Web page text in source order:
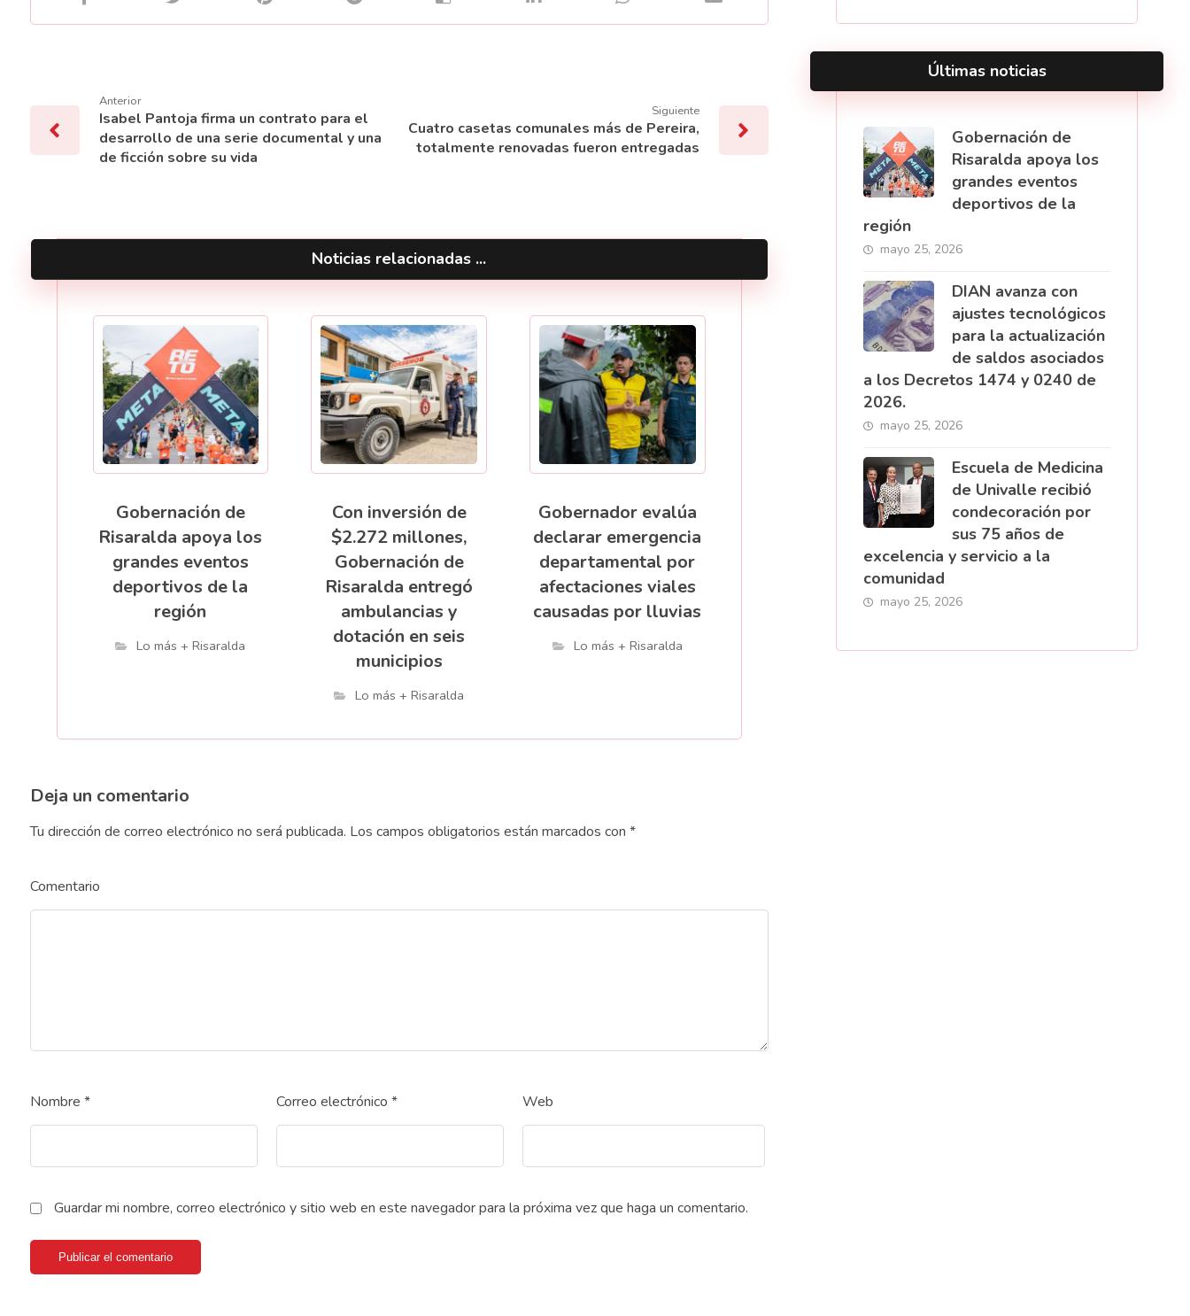
Anterior
Isabel Pantoja firma un contrato para el
desarrollo de una serie documental y una
de ficción sobre su vida
Siguiente
Cuatro casetas comunales más de Pereira,
totalmente renovadas fueron entregadas
Noticias relacionadas ...
Gobernación de
Risaralda apoya los
grandes eventos
deportivos de la
región
Lo más + Risaralda
Con inversión de
$2.272 millones,
Gobernación de
Risaralda entregó
ambulancias y
dotación en seis
municipios
Lo más + Risaralda
Gobernador evalúa
declarar emergencia
departamental por
afectaciones viales
causadas por lluvias
Lo más + Risaralda
Deja un comentario
Tu dirección de correo electrónico no será publicada. Los campos obligatorios están marcados con *
Comentario
Nombre * Correo electrónico * Web
Guardar mi nombre, correo electrónico y sitio web en este navegador para la próxima vez que haga un comentario.
Publicar el comentario
Últimas noticias
Gobernación de
Risaralda apoya los
grandes eventos
deportivos de la
región
mayo 25, 2026
DIAN avanza con
ajustes tecnológicos
para la actualización
de saldos asociados
a los Decretos 1474 y 0240 de
2026.
mayo 25, 2026
Escuela de Medicina
de Univalle recibió
condecoración por
sus 75 años de
excelencia y servicio a la
comunidad
mayo 25, 2026